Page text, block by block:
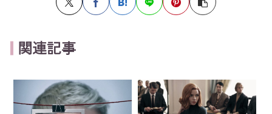
関連記事